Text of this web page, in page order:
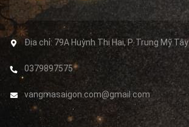
Địa chỉ: 79A Huỳnh Thị Hai, P. Trung Mỹ Tây
0379897575
vangmasaigon.com@gmail.com